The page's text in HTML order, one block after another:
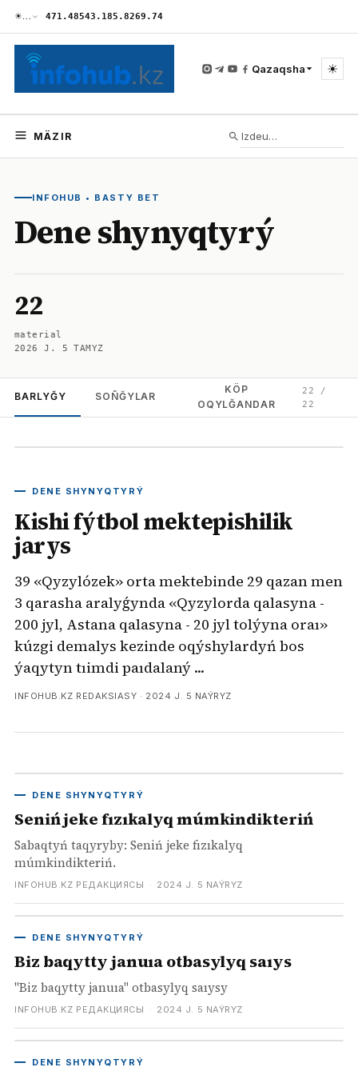
☀… 471.48543.185.8269.74
Qazaqsha ☀
MÄZIR
INFOHUB • BASTY BET
Dene shynyqtyrý
22
material
2026 J. 5 TAMYZ
BARLYĞY SOÑĞYLAR
KÖP
OQYLĞANDAR
22 /
22
DENE SHYNYQTYRÝ
Kishi fýtbol mektepishilik
jarys
39 «Qyzylózek» orta mektebinde 29 qazan men
3 qarasha aralyǵynda «Qyzylorda qalasyna -
200 jyl, Astana qalasyna - 20 jyl tolýyna oraı»
kúzgi demalys kezinde oqýshylardyń bos
ýaqytyn tıimdi paıdalaný ...
INFOHUB.KZ REDAKSIASY · 2024 J. 5 NAÝRYZ
DENE SHYNYQTYRÝ
Seniń jeke fızıkalyq múmkindikteriń
Sabaqtyń taqyryby: Seniń jeke fızıkalyq
múmkindikteriń.
INFOHUB.KZ РЕДАКЦИЯСЫ · 2024 J. 5 NAÝRYZ
DENE SHYNYQTYRÝ
Biz baqytty januıa otbasylyq saıys
"Biz baqytty januıa" otbasylyq saıysy
INFOHUB.KZ РЕДАКЦИЯСЫ · 2024 J. 5 NAÝRYZ
DENE SHYNYQTYRÝ